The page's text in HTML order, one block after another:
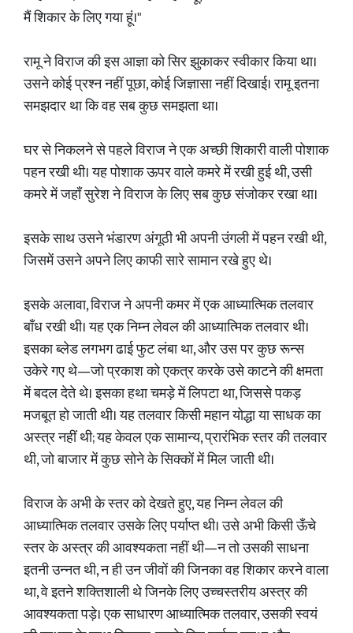
मैं शिकार के लिए गया हूं।"
रामू ने विराज की इस आज्ञा को सिर झुकाकर स्वीकार किया था।
उसने कोई प्रश्न नहीं पूछा, कोई जिज्ञासा नहीं दिखाई। रामू इतना
समझदार था कि वह सब कुछ समझता था।
घर से निकलने से पहले विराज ने एक अच्छी शिकारी वाली पोशाक
पहन रखी थी। यह पोशाक ऊपर वाले कमरे में रखी हुई थी, उसी
कमरे में जहाँ सुरेश ने विराज के लिए सब कुछ संजोकर रखा था।
इसके साथ उसने भंडारण अंगूठी भी अपनी उंगली में पहन रखी थी,
जिसमें उसने अपने लिए काफी सारे सामान रखे हुए थे।
इसके अलावा, विराज ने अपनी कमर में एक आध्यात्मिक तलवार
बाँध रखी थी। यह एक निम्न लेवल की आध्यात्मिक तलवार थी।
इसका ब्लेड लगभग ढाई फुट लंबा था, और उस पर कुछ रून्स
उकेरे गए थे—जो प्रकाश को एकत्र करके उसे काटने की क्षमता
में बदल देते थे। इसका हथा चमड़े में लिपटा था, जिससे पकड़
मजबूत हो जाती थी। यह तलवार किसी महान योद्धा या साधक का
अस्त्र नहीं थी; यह केवल एक सामान्य, प्रारंभिक स्तर की तलवार
थी, जो बाजार में कुछ सोने के सिक्कों में मिल जाती थी।
विराज के अभी के स्तर को देखते हुए, यह निम्न लेवल की
आध्यात्मिक तलवार उसके लिए पर्याप्त थी। उसे अभी किसी ऊँचे
स्तर के अस्त्र की आवश्यकता नहीं थी—न तो उसकी साधना
इतनी उन्नत थी, न ही उन जीवों की जिनका वह शिकार करने वाला
था, वे इतने शक्तिशाली थे जिनके लिए उच्चस्तरीय अस्त्र की
आवश्यकता पड़े। एक साधारण आध्यात्मिक तलवार, उसकी स्वयं